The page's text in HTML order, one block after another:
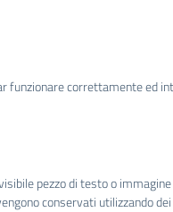
funzionare correttamente ed
pezzo di testo o
conservati utilizzando